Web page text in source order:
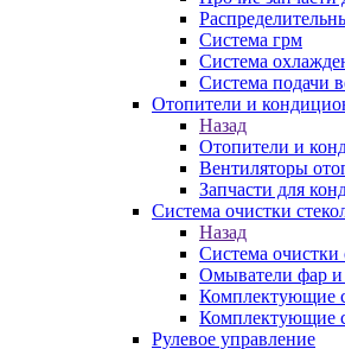
Система грм
Система
Система подачи
Отопители и
Назад
Отопители и
Вентиляторы
Запчасти для
Система очистки
Назад
Система очистки
Омыватели фар и
Комплектующие
Комплектующие
Рулевое управление